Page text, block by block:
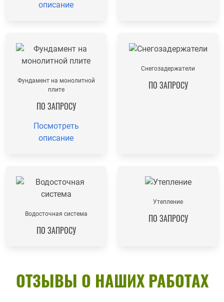
описание
Фундамент на монолитной
плите
ПО ЗАПРОСУ
Посмотреть
описание
Снегозадержатели
ПО ЗАПРОСУ
Водосточная система
ПО ЗАПРОСУ
Утепление
ПО ЗАПРОСУ
ОТЗЫВЫ О НАШИХ РАБОТАХ